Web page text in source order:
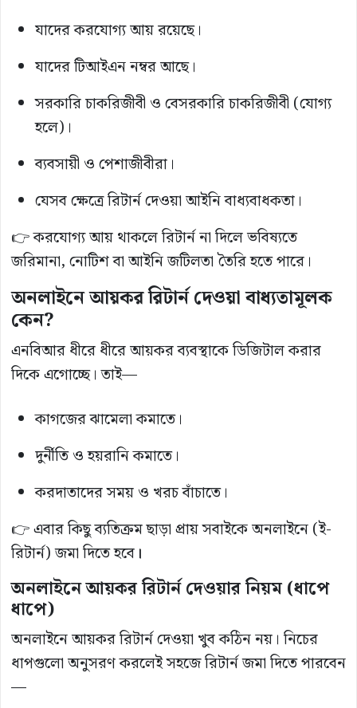
যাদের করযোগ্য আয় রয়েছে।
যাদের টিআইএন নম্বর আছে।
সরকারি চাকরিজীবী ও বেসরকারি চাকরিজীবী (যোগ্য
হলে)।
ব্যবসায়ী ও পেশাজীবীরা।
যেসব ক্ষেত্রে রিটার্ন দেওয়া আইনি বাধ্যবাধকতা।
👉 করযোগ্য আয় থাকলে রিটার্ন না দিলে ভবিষ্যতে
জরিমানা, নোটিশ বা আইনি জটিলতা তৈরি হতে পারে।
অনলাইনে আয়কর রিটার্ন দেওয়া বাধ্যতামূলক
কেন?
এনবিআর ধীরে ধীরে আয়কর ব্যবস্থাকে ডিজিটাল করার
দিকে এগোচ্ছে। তাই—
কাগজের ঝামেলা কমাতে।
দুর্নীতি ও হয়রানি কমাতে।
করদাতাদের সময় ও খরচ বাঁচাতে।
👉 এবার কিছু ব্যতিক্রম ছাড়া প্রায় সবাইকে অনলাইনে (ই-
রিটার্ন) জমা দিতে হবে।
অনলাইনে আয়কর রিটার্ন দেওয়ার নিয়ম (ধাপে
ধাপে)
অনলাইনে আয়কর রিটার্ন দেওয়া খুব কঠিন নয়। নিচের
ধাপগুলো অনুসরণ করলেই সহজে রিটার্ন জমা দিতে পারবেন
—